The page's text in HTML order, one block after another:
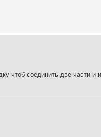
чтоб соединить две части и